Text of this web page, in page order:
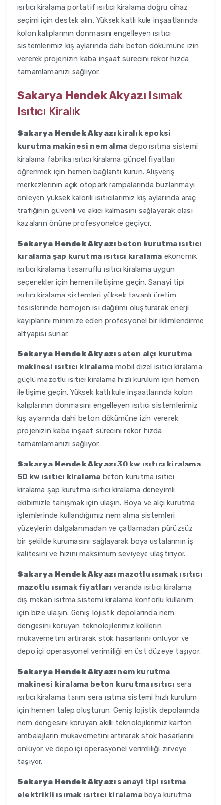
ısıtıcı kiralama portatif ısıtıcı kiralama doğru cihaz
seçimi için destek alın. Yüksek katlı kule inşaatlarında
kolon kalıplarının donmasını engelleyen ısıtıcı
sistemlerimiz kış aylarında dahi beton dökümüne izin
vererek projenizin kaba inşaat sürecini rekor hızda
tamamlamanızı sağlıyor.
Sakarya Hendek Akyazı Isımak
Isıtıcı Kiralık
Sakarya Hendek Akyazı kiralık epoksi
kurutma makinesi nem alma depo ısıtma sistemi
kiralama fabrika ısıtıcı kiralama güncel fiyatları
öğrenmek için hemen bağlantı kurun. Alışveriş
merkezlerinin açık otopark rampalarında buzlanmayı
önleyen yüksek kalorili ısıtıcılarımız kış aylarında araç
trafiğinin güvenli ve akıcı kalmasını sağlayarak olası
kazaların önüne profesyonelce geçiyor.
Sakarya Hendek Akyazı beton kurutma ısıtıcı
kiralama şap kurutma ısıtıcı kiralama ekonomik
ısıtıcı kiralama tasarruflu ısıtıcı kiralama uygun
seçenekler için hemen iletişime geçin. Sanayi tipi
ısıtıcı kiralama sistemleri yüksek tavanlı üretim
tesislerinde homojen ısı dağılımı oluşturarak enerji
kayıplarını minimize eden profesyonel bir iklimlendirme
altyapısı sunar.
Sakarya Hendek Akyazı saten alçı kurutma
makinesi ısıtıcı kiralama mobil dizel ısıtıcı kiralama
güçlü mazotlu ısıtıcı kiralama hızlı kurulum için hemen
iletişime geçin. Yüksek katlı kule inşaatlarında kolon
kalıplarının donmasını engelleyen ısıtıcı sistemlerimiz
kış aylarında dahi beton dökümüne izin vererek
projenizin kaba inşaat sürecini rekor hızda
tamamlamanızı sağlıyor.
Sakarya Hendek Akyazı30 kw ısıtıcı kiralama
50 kw ısıtıcı kiralama beton kurutma ısıtıcı
kiralama şap kurutma ısıtıcı kiralama deneyimli
ekibimizle tanışmak için ulaşın. Boya ve alçı kurutma
işlemlerinde kullandığımız nem alma sistemleri
yüzeylerin dalgalanmadan ve çatlamadan pürüzsüz
bir şekilde kurumasını sağlayarak boya ustalarının iş
kalitesini ve hızını maksimum seviyeye ulaştırıyor.
Sakarya Hendek Akyazı mazotlu ısımak ısıtıcı
mazotlu ısımak fiyatları veranda ısıtıcı kiralama
dış mekan ısıtma sistemi kiralama konforlu kullanım
için bize ulaşın. Geniş lojistik depolarında nem
dengesini koruyan teknolojilerimiz kolilerin
mukavemetini artırarak stok hasarlarını önlüyor ve
depo içi operasyonel verimliliği en üst düzeye taşıyor.
Sakarya Hendek Akyazı nem kurutma
makinesi kiralama beton kurutma ısıtıcı sera
ısıtıcı kiralama tarım sera ısıtma sistemi hızlı kurulum
için hemen talep oluşturun. Geniş lojistik depolarında
nem dengesini koruyan akıllı teknolojilerimiz karton
ambalajların mukavemetini artırarak stok hasarlarını
önlüyor ve depo içi operasyonel verimliliği zirveye
taşıyor.
Sakarya Hendek Akyazı sanayi tipi ısıtma
elektrikli ısımak ısıtıcı kiralamaboya kurutma